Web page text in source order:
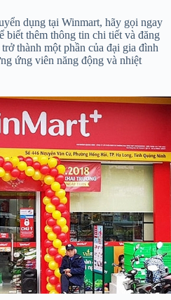
dụng tại Winmart, hãy gọi ngay
biết thêm thông tin chi tiết và đăng
thành một phần của đại gia đình
ứng viên năng động và nhiệt